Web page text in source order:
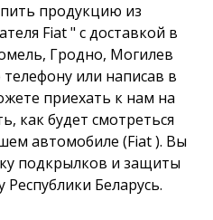
продукцию из
Fiat " с доставкой в
Гродно, Могилев
или написав в
приехать к нам на
как будет смотреться
автомобиле (Fiat ). Вы
подкрылков и защиты
Беларусь.